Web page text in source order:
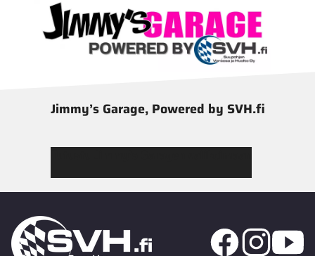
Jimmy’s Garage, Powered by SVH.fi